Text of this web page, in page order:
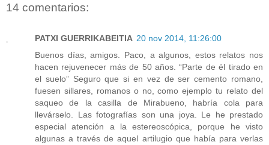
14 comentarios:
PATXI GUERRIKABEITIA 20 nov 2014, 11:26:00
Buenos días, amigos. Paco, a algunos, estos relatos nos
hacen rejuvenecer más de 50 años. “Parte de él tirado en
el suelo” Seguro que si en vez de ser cemento romano,
fuesen sillares, romanos o no, como ejemplo tu relato del
saqueo de la casilla de Mirabueno, habría cola para
llevárselo. Las fotografías son una joya. Le he prestado
especial atención a la estereoscópica, porque he visto
algunas a través de aquel artilugio que había para verlas